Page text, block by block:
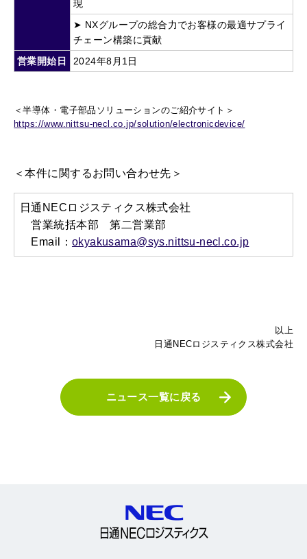
現
➤ NXグループの総合力でお客様の最適サプライ
チェーン構築に貢献
営業開始日
2024年8 月 1 日
＜半導体・電子部品ソリューションのご紹介サイト＞
https://www.nittsu-necl.co.jp/solution/electronicdevice/
＜本件に関するお問い合わせ先＞
日通NECロジスティクス株式会社
営業統括本部 第二営業部
Email： okyakusama@sys.nittsu-necl.co.jp
以上
日通NECロジスティクス株式会社
ニュース一覧に戻る